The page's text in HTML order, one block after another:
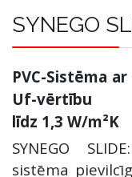
SYNEGO
PVC-Sistēma
Uf-vērtību
līdz 1,3 W/m²K
SYNEGO
sistēma